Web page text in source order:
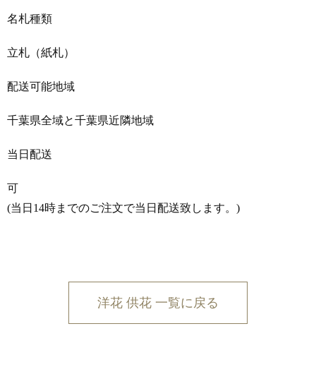
名札種類
立札（紙札）
配送可能地域
千葉県全域と千葉県近隣地域
当日配送
可
(当日14時までのご注文で当日配送致します。)
洋花 供花 一覧に戻る